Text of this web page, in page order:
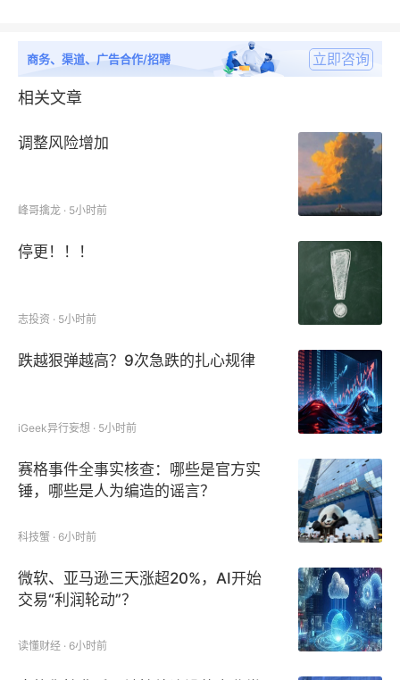
商务、渠道、广告合作/招聘 立即咨询
相关文章
调整风险增加
峰哥擒龙 · 5小时前
停更！！！
志投资 · 5小时前
跌越狠弹越高？9次急跌的扎心规律
iGeek异行妄想 · 5小时前
赛格事件全事实核查：哪些是官方实
锤，哪些是人为编造的谣言？
科技蟹 · 6小时前
微软、亚马逊三天涨超20%，AI开始
交易“利润轮动”？
读懂财经 · 6小时前